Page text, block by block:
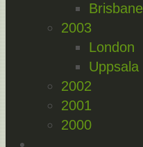
Brisbane
2003
London
Uppsala
2002
2001
2000